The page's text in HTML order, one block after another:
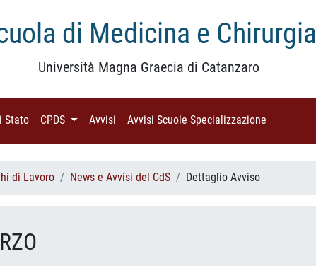
di Medicina e Chirurgia
Università Magna Graecia di Catanzaro
Stato (current)
CPDS (current)
Avvisi (current)
Avvisi Scuole Specializzazione
di Lavoro News e Avvisi del CdS Dettaglio Avviso